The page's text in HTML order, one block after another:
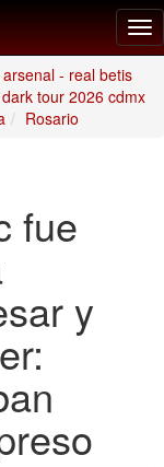
arsenal - real betis
tour 2026 cdmx
Rosario
fue
y